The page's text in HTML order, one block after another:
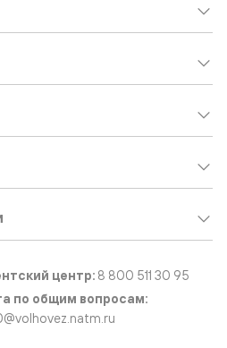
центр: 8 800 511 30 95
по общим вопросам: